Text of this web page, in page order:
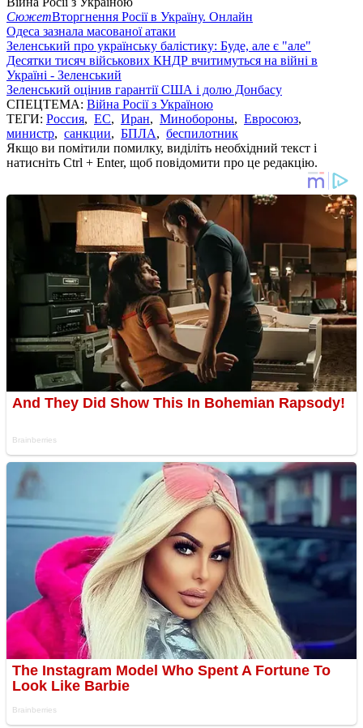
СюжетВторгнення Росії в Україну. Онлайн
Одеса зазнала масованої атаки
Зеленський про українську балістику: Буде, але є "але"
Десятки тисяч військових КНДР вчитимуться на війні в
Україні - Зеленський
Зеленський оцінив гарантії США і долю Донбасу
СПЕЦТЕМА: Війна Росії з Україною
ТЕГИ: Россия, ЕС, Иран, Минобороны, Евросоюз,
министр, санкции, БПЛА, беспилотник
Якщо ви помітили помилку, виділіть необхідний текст і
натисніть Ctrl + Enter, щоб повідомити про це редакцію.